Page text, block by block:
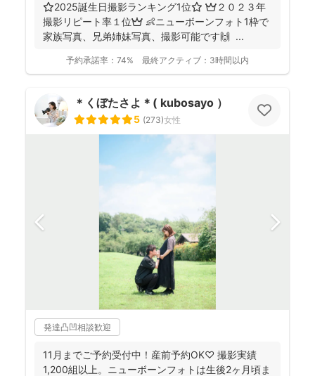
⭐️2025誕生日撮影ランキング1位⭐️ 👑２０２３年
撮影リピート率１位👑 👶ニューボーンフォト1枠で
家族写真、兄弟姉妹写真、撮影可能です🙌 ...
予約承諾率： 74% 最終アクティブ： 3時間以内
＊くぼたさよ＊( kubosayo ）
5 (273)女性
発達凸凹相談歓迎
11月までご予約受付中！産前予約OK♡ 撮影実績
1,200組以上。ニューボーンフォトは生後2ヶ月頃ま